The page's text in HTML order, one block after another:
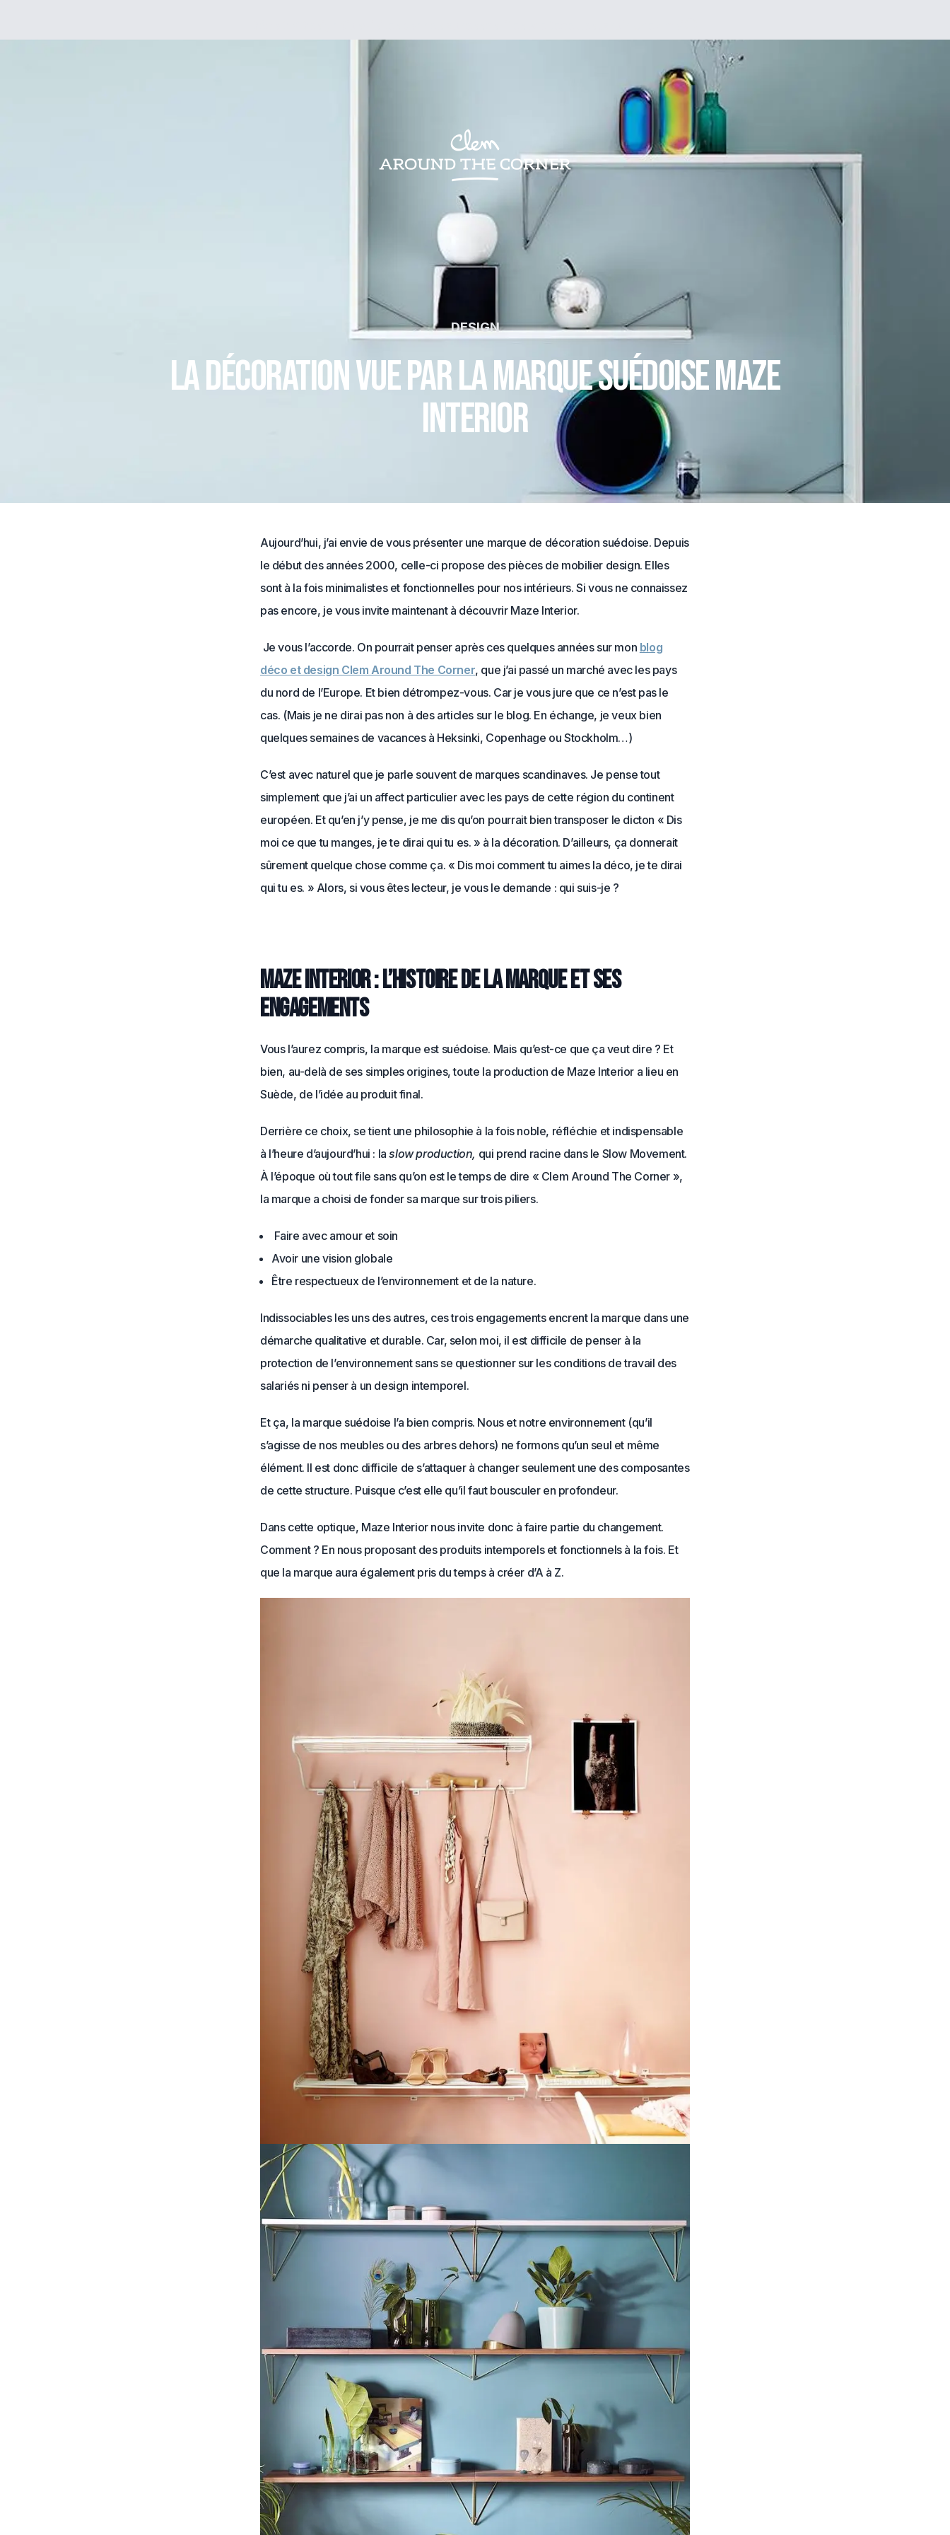
DESIGN
La décoration vue par la marque suédoise Maze
Interior
Aujourd’hui, j’ai envie de vous présenter une marque de décoration suédoise. Depuis
le début des années 2000, celle-ci propose des pièces de mobilier design. Elles
sont à la fois minimalistes et fonctionnelles pour nos intérieurs. Si vous ne connaissez
pas encore, je vous invite maintenant à découvrir Maze Interior.
Je vous l’accorde. On pourrait penser après ces quelques années sur mon blog
déco et design Clem Around The Corner, que j’ai passé un marché avec les pays
du nord de l’Europe. Et bien détrompez-vous. Car je vous jure que ce n’est pas le
cas. (Mais je ne dirai pas non à des articles sur le blog. En échange, je veux bien
quelques semaines de vacances à Heksinki, Copenhage ou Stockholm…)
C’est avec naturel que je parle souvent de marques scandinaves. Je pense tout
simplement que j’ai un affect particulier avec les pays de cette région du continent
européen. Et qu’en j’y pense, je me dis qu’on pourrait bien transposer le dicton « Dis
moi ce que tu manges, je te dirai qui tu es. » à la décoration. D’ailleurs, ça donnerait
sûrement quelque chose comme ça. « Dis moi comment tu aimes la déco, je te dirai
qui tu es. » Alors, si vous êtes lecteur, je vous le demande : qui suis-je ?
Maze Interior : l’histoire de la marque et ses
engagements
Vous l’aurez compris, la marque est suédoise. Mais qu’est-ce que ça veut dire ? Et
bien, au-delà de ses simples origines, toute la production de Maze Interior a lieu en
Suède, de l’idée au produit final.
Derrière ce choix, se tient une philosophie à la fois noble, réfléchie et indispensable
à l’heure d’aujourd’hui : laslow production, qui prend racine dans le Slow Movement.
À l’époque où tout file sans qu’on est le temps de dire « Clem Around The Corner »,
la marque a choisi de fonder sa marque sur trois piliers.
Faire avec amour et soin
Avoir une vision globale
Être respectueux de l’environnement et de la nature.
Indissociables les uns des autres, ces trois engagements encrent la marque dans une
démarche qualitative et durable. Car, selon moi, il est difficile de penser à la
protection de l’environnement sans se questionner sur les conditions de travail des
salariés ni penser à un design intemporel.
Et ça, la marque suédoise l’a bien compris. Nous et notre environnement (qu’il
s’agisse de nos meubles ou des arbres dehors) ne formons qu’un seul et même
élément. Il est donc difficile de s’attaquer à changer seulement une des composantes
de cette structure. Puisque c’est elle qu’il faut bousculer en profondeur.
Dans cette optique, Maze Interior nous invite donc à faire partie du changement.
Comment ? En nous proposant des produits intemporels et fonctionnels à la fois. Et
que la marque aura également pris du temps à créer d’A à Z.